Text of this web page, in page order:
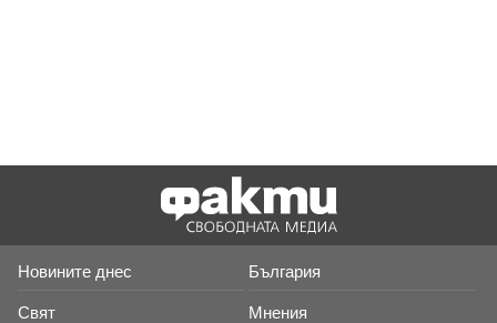
Новините днес България
Свят Мнения